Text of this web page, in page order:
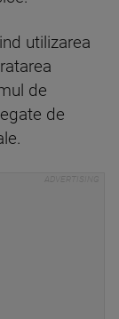
utilizarea
de
de